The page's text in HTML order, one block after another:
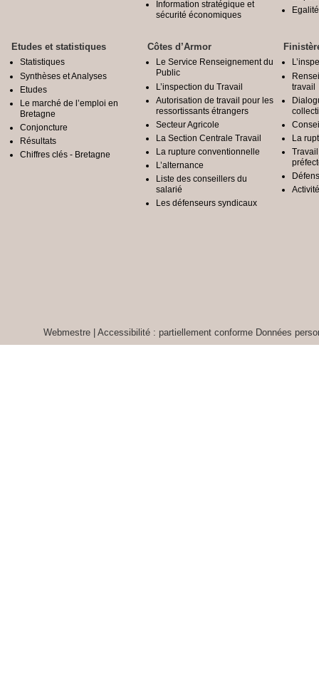
Information stratégique et
sécurité économiques
Etudes et statistiques
Statistiques
Synthèses et Analyses
Etudes
Le marché de l’emploi en
Bretagne
Conjoncture
Résultats
Chiffres clés - Bretagne
Côtes d’Armor
Le Service Renseignement du
Public
L’inspection du Travail
Autorisation de travail pour les
ressortissants étrangers
Secteur Agricole
La Section Centrale Travail
La rupture conventionnelle
L’alternance
Liste des conseillers du
salarié
Les défenseurs syndicaux
travail
La
Webmestre| Accessibilité : partiellement conforme Données